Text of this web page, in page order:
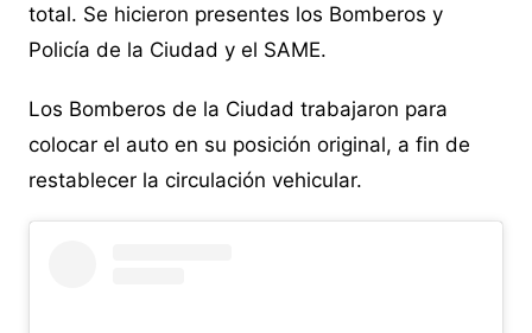
total. Se hicieron presentes los Bomberos y
Policía de la Ciudad y el SAME.
Los Bomberos de la Ciudad trabajaron para
colocar el auto en su posición original, a fin de
restablecer la circulación vehicular.